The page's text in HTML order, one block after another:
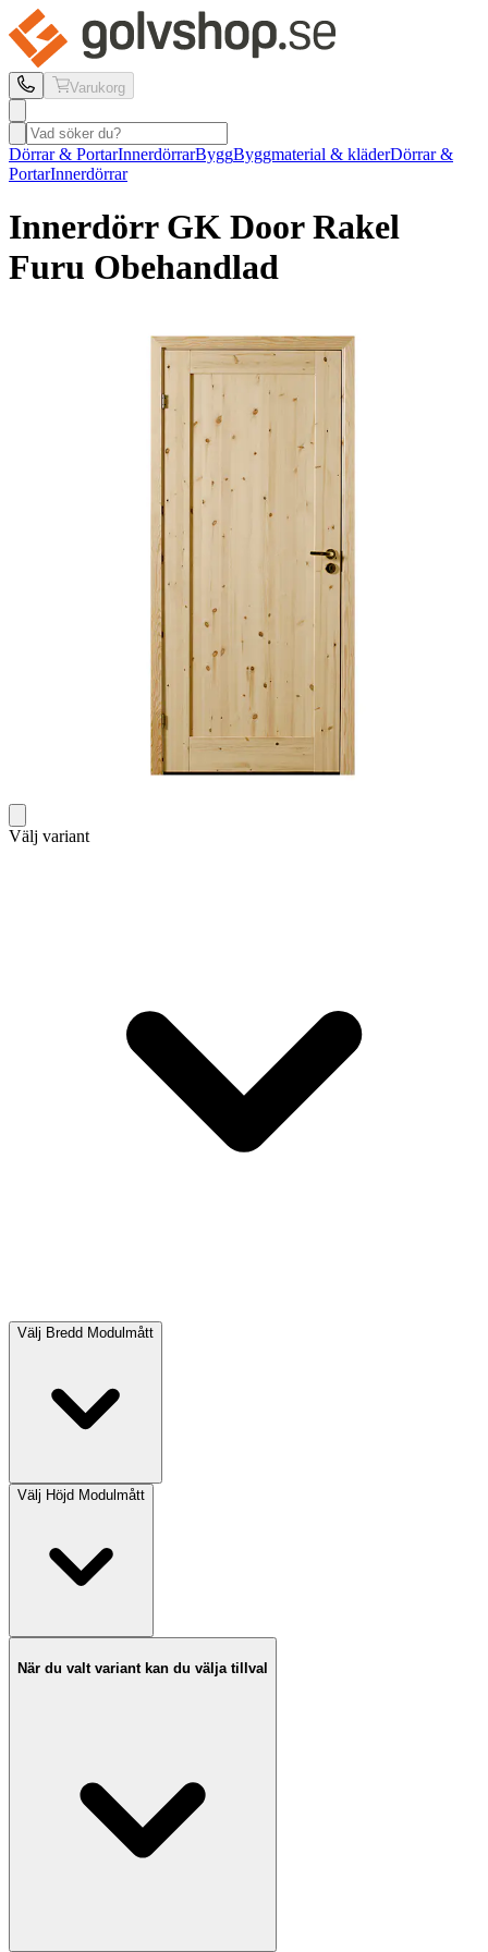
Varukorg
Dörrar & PortarInnerdörrarByggByggmaterial & kläderDörrar &
PortarInnerdörrar
Innerdörr GK DoorRakel
Furu Obehandlad
Välj variant
Välj Bredd Modulmått
Välj Höjd Modulmått
När du valt variant kan du välja tillval